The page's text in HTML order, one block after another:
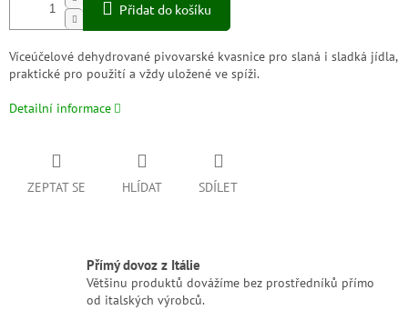
Přidat do košíku
Víceúčelové dehydrované pivovarské kvasnice pro slaná i sladká jídla,
praktické pro použití a vždy uložené ve spíži.
Detailní informace
ZEPTAT SE HLÍDAT SDÍLET
Přímý dovoz z Itálie
Většinu produktů dovážíme bez prostředníků přímo
od italských výrobců.